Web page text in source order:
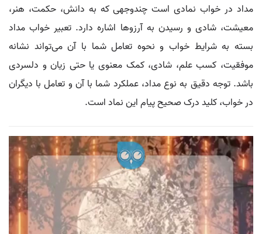
مداد در خواب نمادی است چندوجهی که به دانش، حکمت، هنر،
معیشت، شادی و رسیدن به آرزوها اشاره دارد. تعبیر خواب مداد
بسته به شرایط خواب و نحوه تعامل شما با آن می‌تواند نشانه
موفقیت، کسب علم، شادی، کمک معنوی یا حتی زیان و دلسردی
باشد. توجه دقیق به نوع مداد، عملکرد شما با آن و تعامل با دیگران
در خواب، کلید درک صحیح پیام این نماد است.